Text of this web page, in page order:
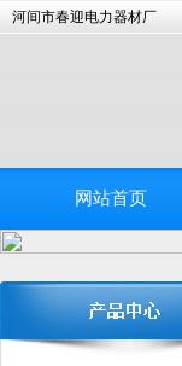
河间市春迎电力器材厂
网站首页